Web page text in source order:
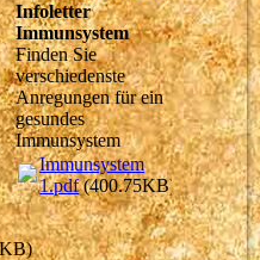
Infoletter
Immunsystem
Finden Sie
verschiedenste
Anregungen für ein
gesundes
Immunsystem
Immunsystem
1.pdf(400.75KB)